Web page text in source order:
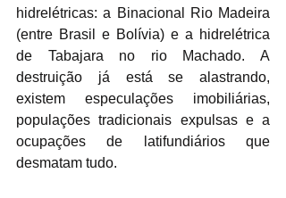
hidrelétricas: a Binacional Rio Madeira
(entre Brasil e Bolívia) e a hidrelétrica
de Tabajara no rio Machado. A
destruição já está se alastrando,
existem especulações imobiliárias,
populações tradicionais expulsas e a
ocupações de latifundiários que
desmatam tudo.